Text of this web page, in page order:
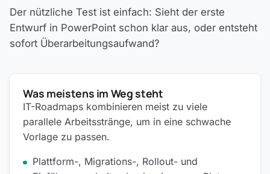
Der nützliche Test ist einfach: Sieht der erste
Entwurf in PowerPoint schon klar aus, oder entsteht
sofort Überarbeitungsaufwand?
Was meistens im Weg steht
IT-Roadmaps kombinieren meist zu viele
parallele Arbeitsstränge, um in eine schwache
Vorlage zu passen.
Plattform-, Migrations-, Rollout- und